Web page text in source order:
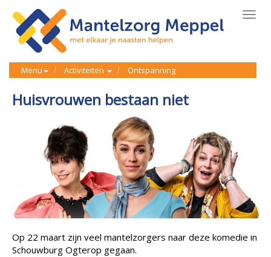
Menu Activiteiten Ontspanning
Huisvrouwen bestaan niet
Op 22 maart zijn veel mantelzorgers naar deze komedie in
Schouwburg Ogterop gegaan.